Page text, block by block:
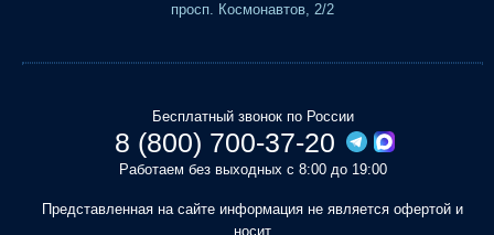
просп. Космонавтов, 2/2
Бесплатный звонок по России
8 (800) 700-37-20
Работаем без выходных с 8:00 до 19:00
Представленная на сайте информация не является офертой и
носит